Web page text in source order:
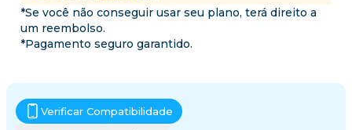
*Se você não conseguir usar seu plano, terá direito a
um reembolso.
*Pagamento seguro garantido.
Verificar Compatibilidade